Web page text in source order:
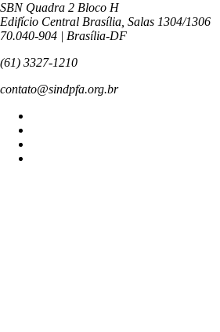
SBN Quadra 2 Bloco H
Edifício Central Brasília, Salas 1304/1306
70.040-904 | Brasília-DF
(61) 3327-1210
contato@sindpfa.org.br